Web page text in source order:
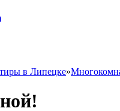
в Липецке»